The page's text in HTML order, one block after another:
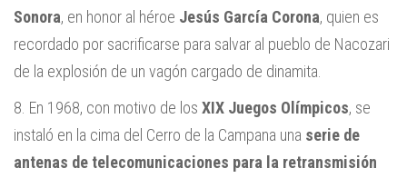
Sonora, en honor al héroe Jesús García Corona, quien es
recordado por sacrificarse para salvar al pueblo de Nacozari
de la explosión de un vagón cargado de dinamita.
8. En 1968, con motivo de los XIX Juegos Olímpicos, se
instaló en la cima del Cerro de la Campana una serie de
antenas de telecomunicaciones para la retransmisión